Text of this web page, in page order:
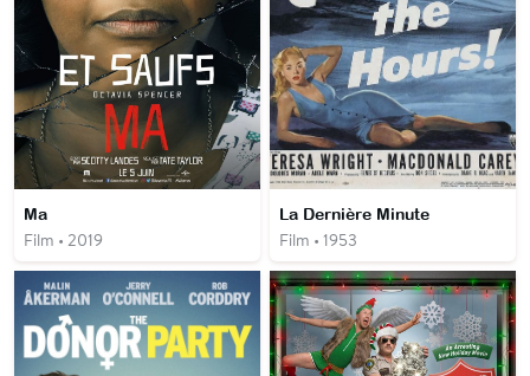
Ma
Film • 2019
La Dernière Minute
Film • 1953